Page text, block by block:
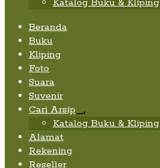
Katalog Buku & Kliping
Beranda
Buku
Kliping
Foto
Suara
Suvenir
Cari Arsip
Expand
child
Katalog Buku & Kliping
Alamat
Rekening
Reseller